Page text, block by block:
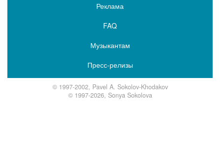
Реклама
FAQ
Музыкантам
Пресс-релизы
© 1997-2002, Pavel A. Sokolov-Khodakov
© 1997-2026, Sonya Sokolova